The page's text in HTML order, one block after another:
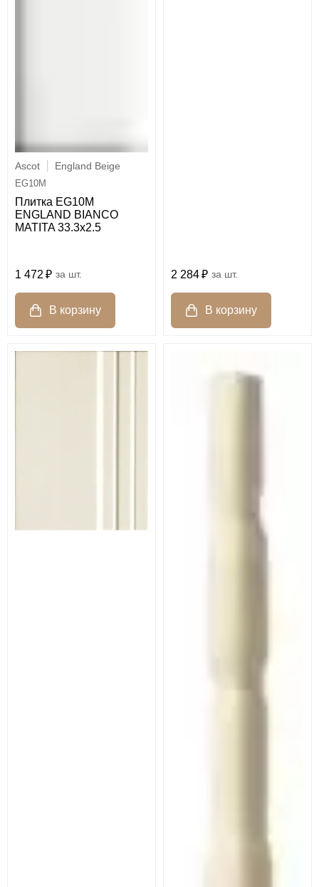
Ascot England Beige
EG10M
Плитка EG10M
ENGLAND BIANCO
MATITA 33.3x2.5
1 472 шт. 2 284 шт.